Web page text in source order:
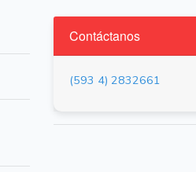
Contáctanos
(593 4) 2832661